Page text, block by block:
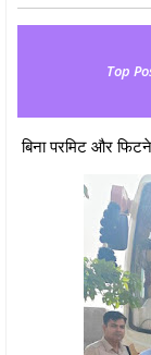
Top
बिना परमिट और